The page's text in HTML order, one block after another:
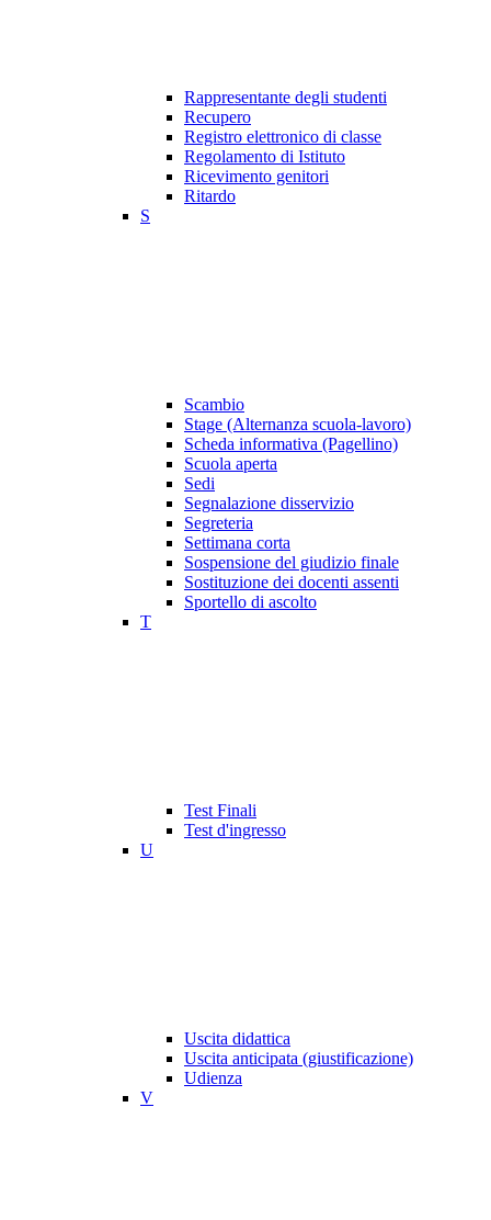
Rappresentante degli studenti
Recupero
Registro elettronico di classe
Regolamento di Istituto
Ricevimento genitori
Ritardo
S
Scambio
Stage (Alternanza scuola-lavoro)
Scheda informativa (Pagellino)
Scuola aperta
Sedi
Segnalazione disservizio
Segreteria
Settimana corta
Sospensione del giudizio finale
Sostituzione dei docenti assenti
Sportello di ascolto
T
Test Finali
Test d'ingresso
U
Uscita didattica
Uscita anticipata (giustificazione)
Udienza
V